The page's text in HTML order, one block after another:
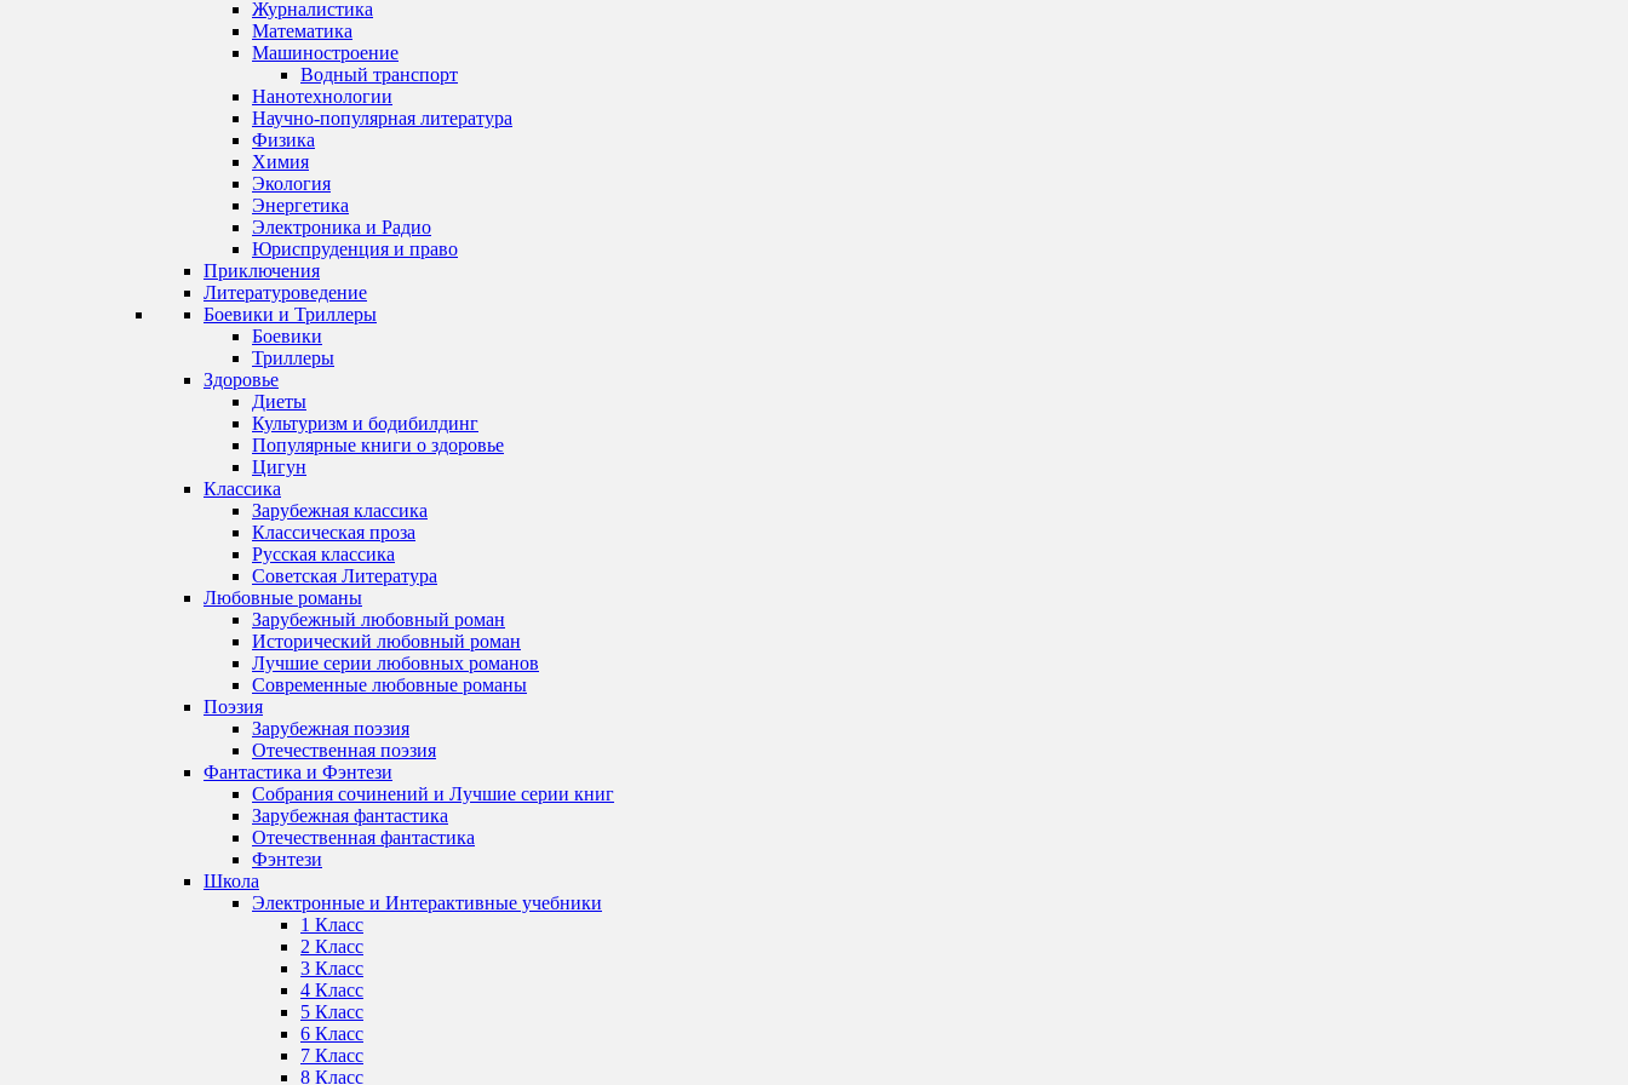
Журналистика
Математика
Машиностроение
Водный транспорт
Нанотехнологии
Научно-популярная литература
Физика
Химия
Экология
Энергетика
Электроника и Радио
Юриспруденция и право
Приключения
Литературоведение
Боевики и Триллеры
Боевики
Триллеры
Здоровье
Диеты
Культуризм и бодибилдинг
Популярные книги о здоровье
Цигун
Классика
Зарубежная классика
Классическая проза
Русская классика
Советская Литература
Любовные романы
Зарубежный любовный роман
Исторический любовный роман
Лучшие серии любовных романов
Современные любовные романы
Поэзия
Зарубежная поэзия
Отечественная поэзия
Фантастика и Фэнтези
Собрания сочинений и Лучшие серии книг
Зарубежная фантастика
Отечественная фантастика
Фэнтези
Школа
Электронные и Интерактивные учебники
1 Класс
2 Класс
3 Класс
4 Класс
5 Класс
6 Класс
7 Класс
8 Класс